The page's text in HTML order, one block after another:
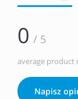
0 / 5
average product
Napisz